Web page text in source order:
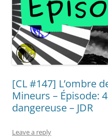
[CL #147] L’ombre
Mineurs – Épisode:
dangereuse – JDR
Leave a reply